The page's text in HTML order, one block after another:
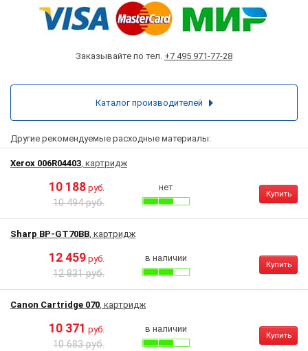
Заказывайте по тел. +7 495 971-77-28
Другие рекомендуемые расходные материалы:
Xerox 006R04403, картридж
10 188 руб.
10 494 руб.
нет
Купить
Sharp BP-GT70BB, картридж
12 459 руб.
12 831 руб.
в наличии
Купить
Canon Cartridge 070, картридж
10 371 руб.
10 683 руб.
в наличии
Купить